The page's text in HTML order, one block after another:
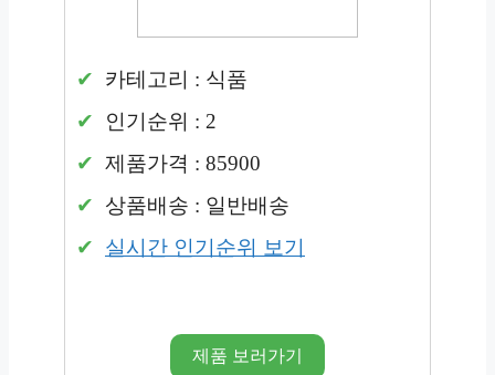
카테고리 : 식품
인기순위 : 2
제품가격 : 85900
상품배송 : 일반배송
실시간 인기순위 보기
제품 보러가기